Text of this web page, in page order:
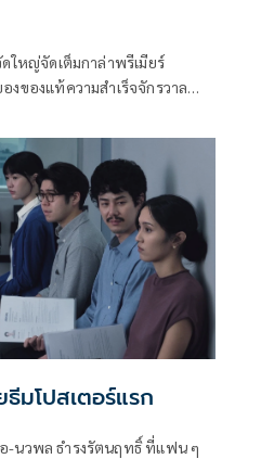
งของแท้ความสําเร็จจักรวาล
ตา ชีวิตของพนอก็เหมือนถูก
รเรียนในรั้ววิทยาลัยครูอย่างที่
มองและช่วยเหลือเธออยู่ห่างๆ
มโปสเตอร์แรก
ล ธำรงรัตนฤทธิ์ ที่แฟน ๆ